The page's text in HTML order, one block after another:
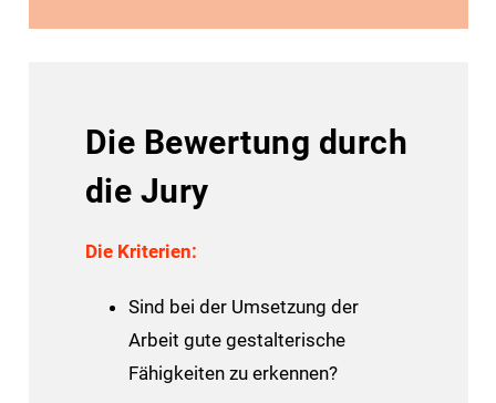
Die Bewertung durch
die Jury
Die Kriterien:
Sind bei der Umsetzung der
Arbeit gute gestalterische
Fähigkeiten zu erkennen?